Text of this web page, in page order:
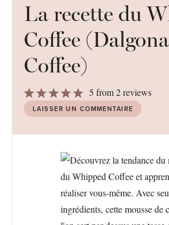
La recette du
Coffee (Dalgona
Coffee)
5
Stars
4
Stars
3
Stars
2
Stars
1
Star
5 from2reviews
LAISSER UN COMMENTAIRE